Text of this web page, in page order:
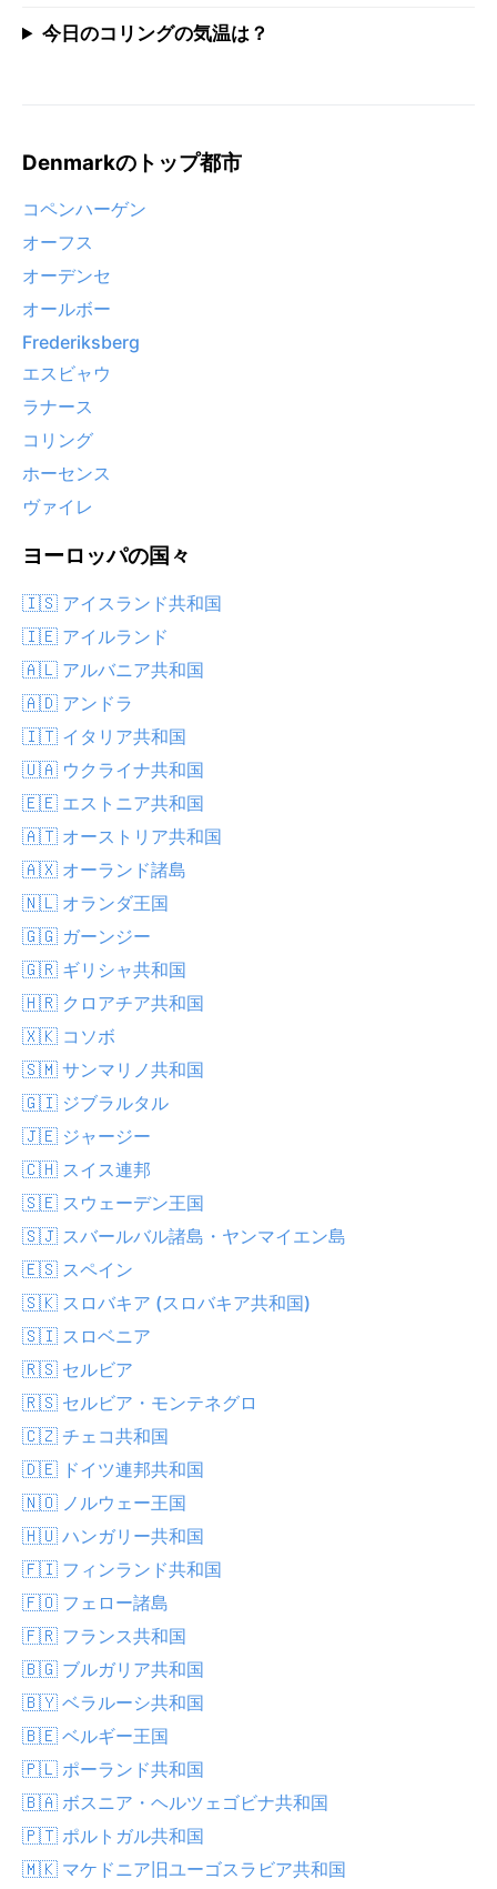
今日のコリングの気温は？
Denmarkのトップ都市
コペンハーゲン
オーフス
オーデンセ
オールボー
Frederiksberg
エスビャウ
ラナース
コリング
ホーセンス
ヴァイレ
ヨーロッパの国々
🇮🇸 アイスランド共和国
🇮🇪 アイルランド
🇦🇱 アルバニア共和国
🇦🇩 アンドラ
🇮🇹 イタリア共和国
🇺🇦 ウクライナ共和国
🇪🇪 エストニア共和国
🇦🇹 オーストリア共和国
🇦🇽 オーランド諸島
🇳🇱 オランダ王国
🇬🇬 ガーンジー
🇬🇷 ギリシャ共和国
🇭🇷 クロアチア共和国
🇽🇰 コソボ
🇸🇲 サンマリノ共和国
🇬🇮 ジブラルタル
🇯🇪 ジャージー
🇨🇭 スイス連邦
🇸🇪 スウェーデン王国
🇸🇯 スバールバル諸島・ヤンマイエン島
🇪🇸 スペイン
🇸🇰 スロバキア (スロバキア共和国)
🇸🇮 スロベニア
🇷🇸 セルビア
🇷🇸 セルビア・モンテネグロ
🇨🇿 チェコ共和国
🇩🇪 ドイツ連邦共和国
🇳🇴 ノルウェー王国
🇭🇺 ハンガリー共和国
🇫🇮 フィンランド共和国
🇫🇴 フェロー諸島
🇫🇷 フランス共和国
🇧🇬 ブルガリア共和国
🇧🇾 ベラルーシ共和国
🇧🇪 ベルギー王国
🇵🇱 ポーランド共和国
🇧🇦 ボスニア・ヘルツェゴビナ共和国
🇵🇹 ポルトガル共和国
🇲🇰 マケドニア旧ユーゴスラビア共和国